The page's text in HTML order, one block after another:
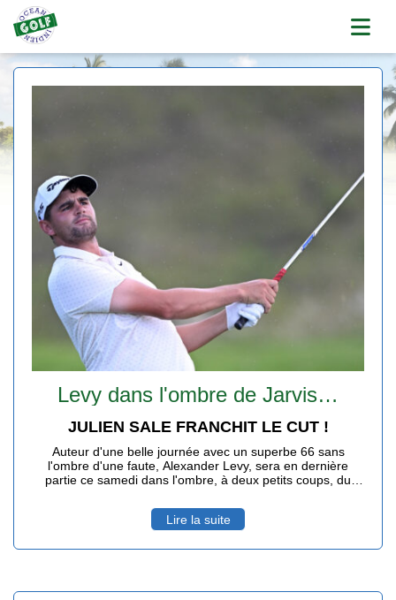
Levy dans l'ombre de Jarvis…
JULIEN SALE FRANCHIT LE CUT !
Auteur d'une belle journée avec un superbe 66 sans
l'ombre d'une faute, Alexander Levy, sera en dernière
partie ce samedi dans l'ombre, à deux petits coups, du
difficiles et dignes d'un Links. Le Réunionnais Julien Sale
au su - avec 7 birdies pour deux boggeys - se remettre en
Lire la suite